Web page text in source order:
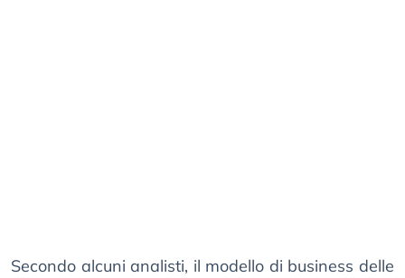
Secondo alcuni analisti, il modello di business delle